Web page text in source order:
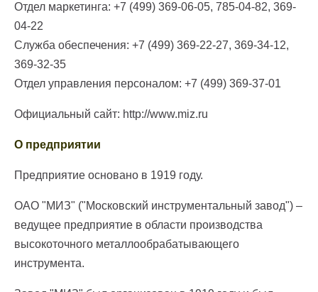
Отдел маркетинга: +7 (499) 369-06-05, 785-04-82, 369-
04-22
Служба обеспечения: +7 (499) 369-22-27, 369-34-12,
369-32-35
Отдел управления персоналом: +7 (499) 369-37-01
Официальный сайт: http://www.miz.ru
О предприятии
Предприятие основано в 1919 году.
ОАО "МИЗ" ("Московский инструментальный завод") –
ведущее предприятие в области производства
высокоточного металлообрабатывающего
инструмента.